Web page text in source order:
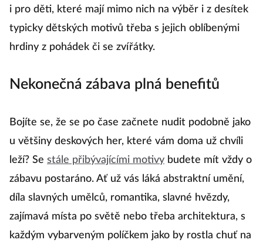
i pro děti, které mají mimo nich na výběr i z desítek
typicky dětských motivů třeba s jejich oblíbenými
hrdiny z pohádek či se zvířátky.
Nekonečná zábava plná benefitů
Bojíte se, že se po čase začnete nudit podobně jako
u většiny deskových her, které vám doma už chvíli
leží? Se stále přibývajícími motivy budete mít vždy o
zábavu postaráno. Ať už vás láká abstraktní umění,
díla slavných umělců, romantika, slavné hvězdy,
zajímavá místa po světě nebo třeba architektura, s
každým vybarveným políčkem jako by rostla chuť na